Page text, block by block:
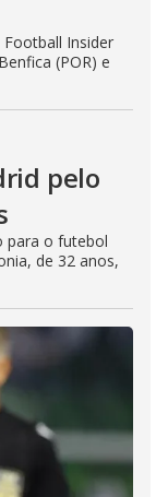
Insider
(POR) e
pelo
para o futebol
de 32 anos,